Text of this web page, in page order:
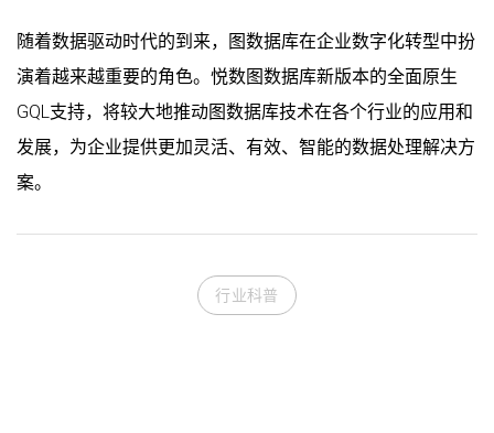
随着数据驱动时代的到来，图数据库在企业数字化转型中扮
演着越来越重要的角色。悦数图数据库新版本的全面原生
GQL支持，将较大地推动图数据库技术在各个行业的应用和
发展，为企业提供更加灵活、有效、智能的数据处理解决方
案。
行业科普